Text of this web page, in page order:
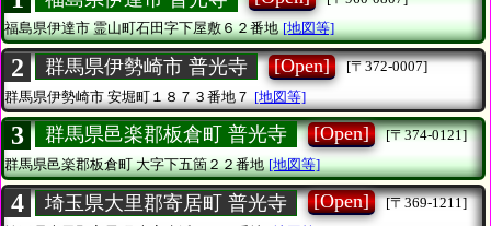
福島県伊達市霊山町石田字下屋敷６２番地 [地図等]
2 群馬県伊勢崎市 普光寺 [Open]
[〒372-0007]
群馬県伊勢崎市 安堀町１８７３番地７ [地図等]
3 群馬県邑楽郡板倉町 普光寺 [Open]
[〒374-0121]
群馬県邑楽郡板倉町大字下五箇２２番地 [地図等]
4 埼玉県大里郡寄居町 普光寺 [Open]
[〒369-1211]